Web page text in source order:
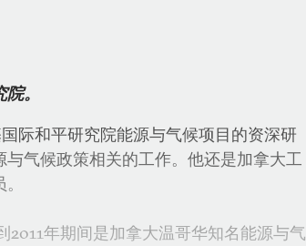
。
际和平研究院能源与气候项目的资深研
气候政策相关的工作。他还是加拿大工
年期间是加拿大温哥华知名能源与气